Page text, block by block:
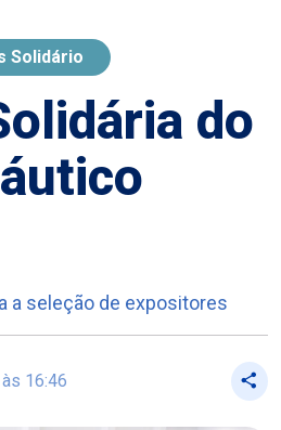
Solidário
do
a seleção de expositores
16:46